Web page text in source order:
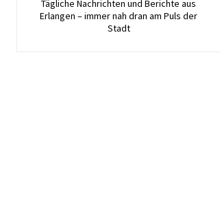
Tägliche Nachrichten und Berichte aus
Erlangen – immer nah dran am Puls der
Stadt